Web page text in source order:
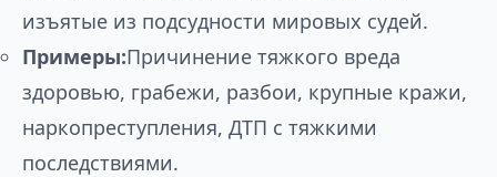
изъятые из подсудности мировых судей.
Примеры:Причинение тяжкого вреда
здоровью, грабежи, разбои, крупные кражи,
наркопреступления, ДТП с тяжкими
последствиями.